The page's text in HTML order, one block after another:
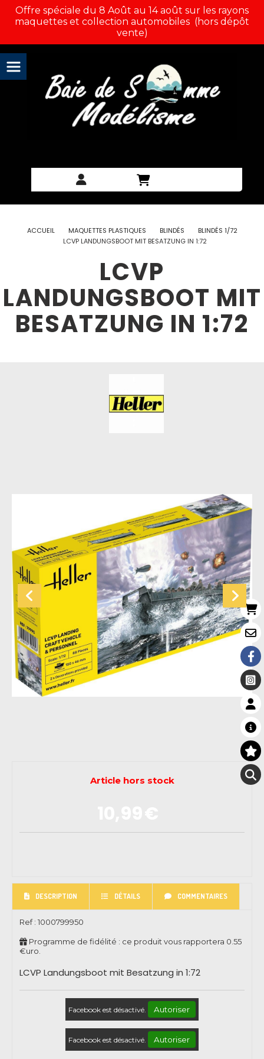
Offre spéciale du 8 Août au 14 août sur les rayons
maquettes et collection automobiles (hors dépôt
vente)
ACCUEIL MAQUETTES PLASTIQUES BLINDÉS
BLINDÉS 1/72
LCVP LANDUNGSBOOT MIT BESATZUNG IN 1:72
LCVP
LANDUNGSBOOT MIT
BESATZUNG IN 1:72
Article hors stock
DESCRIPTION DÉTAILS COMMENTAIRES
Ref : 1000799950
Programme de fidélité : ce produit vous rapportera 0.55
€uro.
LCVP Landungsboot mit Besatzung in 1:72
Facebook est désactivé. Autoriser
Facebook est désactivé. Autoriser
Panneau de gestion des cookies